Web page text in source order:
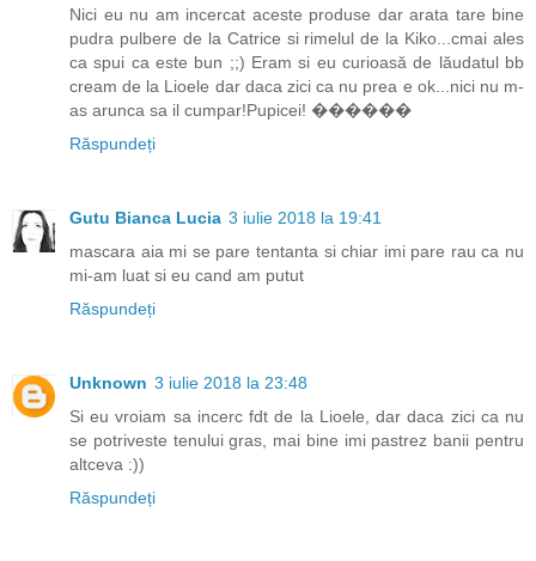
Nici eu nu am incercat aceste produse dar arata tare bine
pudra pulbere de la Catrice si rimelul de la Kiko...cmai ales
ca spui ca este bun ;;) Eram si eu curioasă de lăudatul bb
cream de la Lioele dar daca zici ca nu prea e ok...nici nu m-
as arunca sa il cumpar!Pupicei! ������
Răspundeți
Gutu Bianca Lucia 3 iulie 2018 la 19:41
mascara aia mi se pare tentanta si chiar imi pare rau ca nu
mi-am luat si eu cand am putut
Răspundeți
Unknown 3 iulie 2018 la 23:48
Si eu vroiam sa incerc fdt de la Lioele, dar daca zici ca nu
se potriveste tenului gras, mai bine imi pastrez banii pentru
altceva :))
Răspundeți